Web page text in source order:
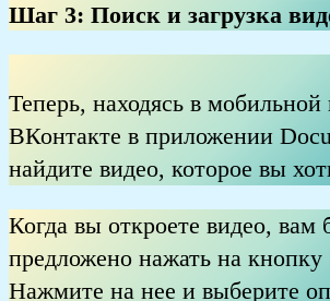
Шаг 3: Поиск и загрузка
Теперь, находясь в мобильной
ВКонтакте в приложении
найдите видео, которое вы
Когда вы откроете видео, вам
предложено нажать на кнопку
Нажмите на нее и выберите